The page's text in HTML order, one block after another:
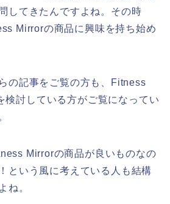
してきたんですよね。その時
Mirrorの商品に興味を持ち始め
の記事をご覧の方も、Fitness
検討している方がご覧になってい
Mirrorの商品が良いものなの
という風に考えている人も結構
ね。